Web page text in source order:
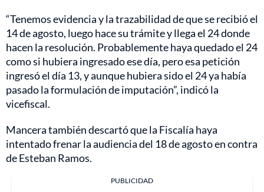
“Tenemos evidencia y la trazabilidad de que se recibió el
14 de agosto, luego hace su trámite y llega el 24 donde
hacen la resolución. Probablemente haya quedado el 24
como si hubiera ingresado ese día, pero esa petición
ingresó el día 13, y aunque hubiera sido el 24 ya había
pasado la formulación de imputación”, indicó la
vicefiscal.
Mancera también descartó que la Fiscalía haya
intentado frenar la audiencia del 18 de agosto en contra
de Esteban Ramos.
PUBLICIDAD